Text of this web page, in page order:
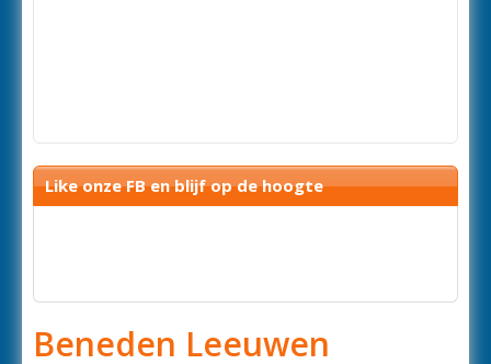
Like onze FB en blijf op de hoogte
Beneden Leeuwen